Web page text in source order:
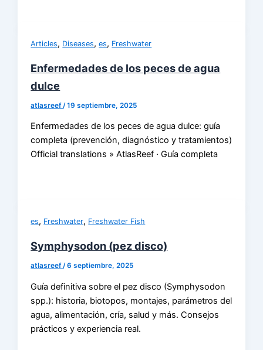
Articles, Diseases,es, Freshwater
Enfermedades de los peces de agua
dulce
atlasreef/19 septiembre, 2025
Enfermedades de los peces de agua dulce: guía
completa (prevención, diagnóstico y tratamientos)
Official translations » AtlasReef · Guía completa
es, Freshwater, Freshwater Fish
Symphysodon (pez disco)
atlasreef/6 septiembre, 2025
Guía definitiva sobre el pez disco (Symphysodon
spp.): historia, biotopos, montajes, parámetros del
agua, alimentación, cría, salud y más. Consejos
prácticos y experiencia real.